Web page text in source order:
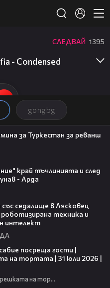
gongbg
СЛЕДВАЙ 1395
- Condensed
за Туркестан за реванш
край тъчлинията и след
- Арда
седалище в Лясковец
роботизирана техника и
интелект
посреща гости |
на тортата | 31 юли 2026 |
Черешката на тортата